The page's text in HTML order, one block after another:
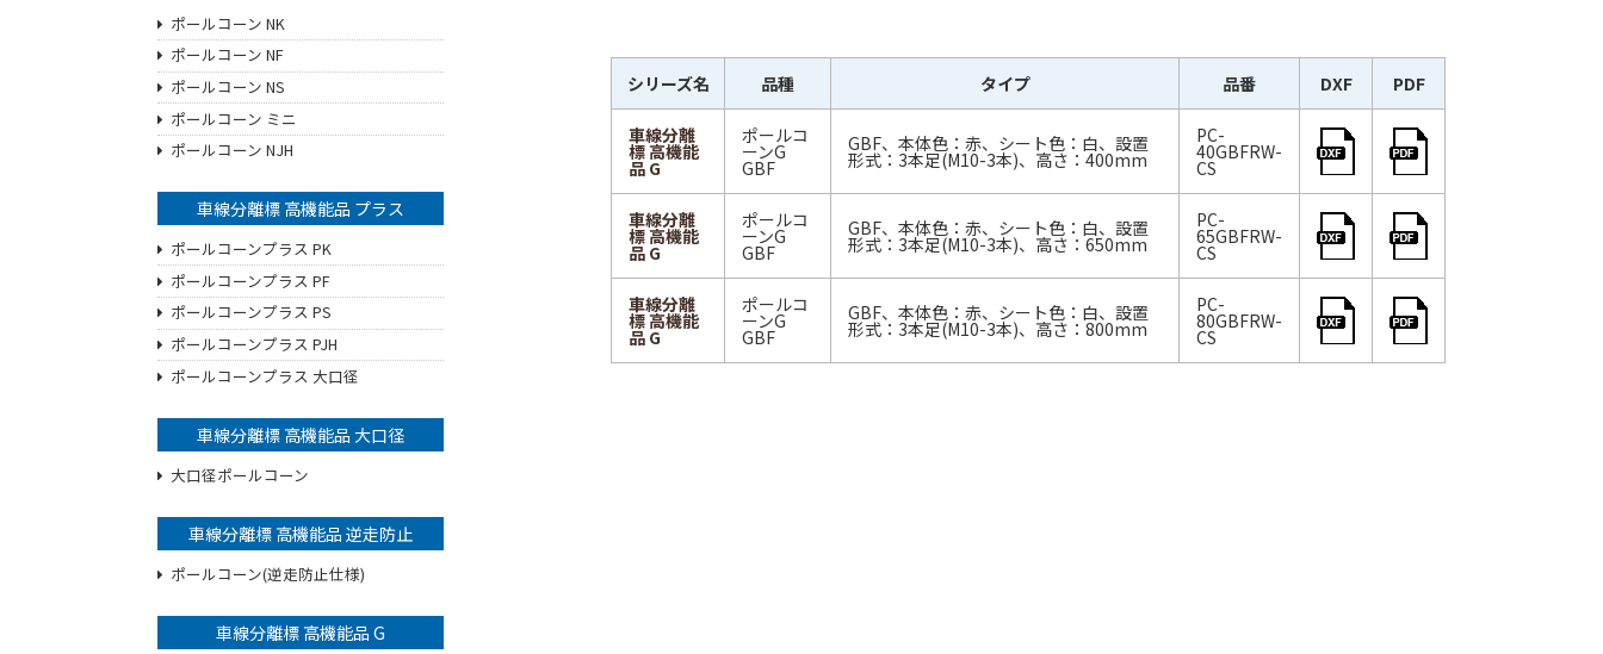
シリーズ名 品種 タイプ 品番 DXF PDF
車線分離
標 高機能
品 G
ポールコ
ーンG
GBF
GBF、本体色：赤、シート色：白、設置
形式：3本足(M10-3本)、高さ：400mm
PC-
40GBFRW-
CS
車線分離
標 高機能
品 G
ポールコ
ーンG
GBF
GBF、本体色：赤、シート色：白、設置
形式：3本足(M10-3本)、高さ：650mm
PC-
65GBFRW-
CS
車線分離
標 高機能
品 G
ポールコ
ーンG
GBF
GBF、本体色：赤、シート色：白、設置
形式：3本足(M10-3本)、高さ：800mm
PC-
80GBFRW-
CS
ポールコーン NK
ポールコーン NF
ポールコーン NS
ポールコーン ミニ
ポールコーン NJH
車線分離標 高機能品 プラス
ポールコーンプラス PK
ポールコーンプラス PF
ポールコーンプラス PS
ポールコーンプラス PJH
ポールコーンプラス 大口径
車線分離標 高機能品 大口径
大口径ポールコーン
車線分離標 高機能品 逆走防止
ポールコーン(逆走防止仕様)
車線分離標 高機能品 G